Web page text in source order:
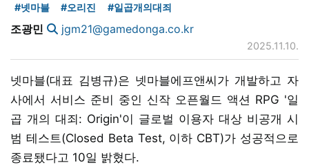
#넷마블 #오리진 #일곱개의대죄
조광민 jgm21@gamedonga.co.kr
2025.11.10.
넷마블(대표 김병규)은 넷마블에프앤씨가 개발하고 자
사에서 서비스 준비 중인 신작 오픈월드 액션 RPG '일
곱 개의 대죄: Origin'이 글로벌 이용자 대상 비공개 시
범 테스트(Closed Beta Test, 이하 CBT)가 성공적으로
종료됐다고 10일 밝혔다.